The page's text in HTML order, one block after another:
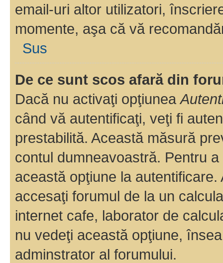
email-uri altor utilizatori,
momente, aşa că vă
Sus
De ce sunt scos afară din
Dacă nu activaţi opţiunea
când vă autentificaţi, veţi fi
prestabilită. Această măsură
contul dumneavoastră. Pentru
această opţiune la
accesaţi forumul de la un
internet cafe, laborator de
nu vedeţi această opţiune,
adminstrator al forumului.